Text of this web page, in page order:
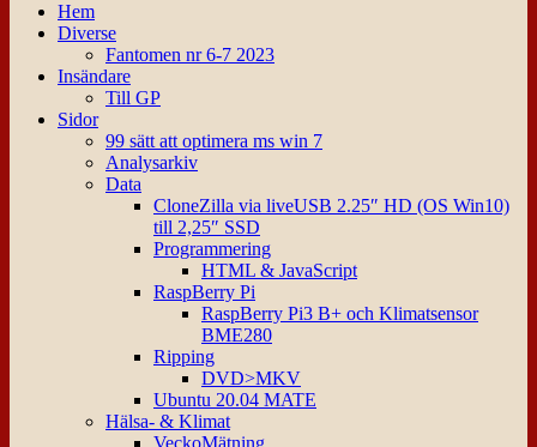
Hem
Diverse
Fantomen nr 6-7 2023
Insändare
Till GP
Sidor
99 sätt att optimera ms win 7
Analysarkiv
Data
CloneZilla via liveUSB 2.25″ HD (OS Win10)
till 2,25″ SSD
Programmering
HTML & JavaScript
RaspBerry Pi
RaspBerry Pi3 B+ och Klimatsensor
BME280
Ripping
DVD>MKV
Ubuntu 20.04 MATE
Hälsa- & Klimat